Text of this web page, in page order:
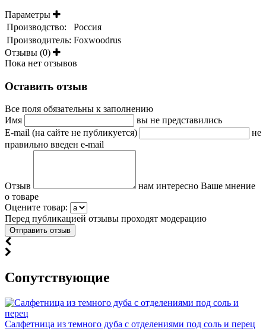
Параметры
Производство:
Россия
Производитель: Foxwoodrus
Отзывы (0)
Пока нет отзывов
Оставить отзыв
Все поля обязательны к заполнению
Имя
вы не представились
E-mail (на сайте не публикуется)
не
правильно введен e-mail
Отзыв
нам интересно Ваше мнение
о товаре
Оцените товар:
Перед публикацией отзывы проходят модерацию
Cопутствующие
Салфетница из темного дуба с отделениями под соль и перец